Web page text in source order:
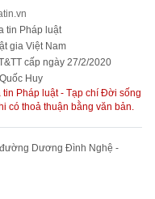
tin Pháp luật
gia Việt Nam
cấp ngày 27/2/2020
Huy
Pháp luật - Tạp chí Đời sống
có thoả thuận bằng văn bản.
đường Dương Đình Nghệ -